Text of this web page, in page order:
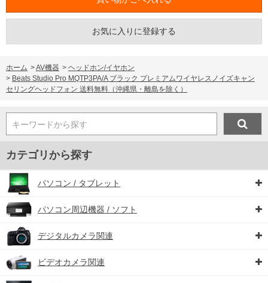
お気に入りに登録する
ホーム >AV機器 > ヘッドホン/イヤホン
> Beats Studio Pro MQTP3PA/A ブラック プレミアムワイヤレスノイズキャン
セリングヘッドフォン 送料無料（沖縄県・離島を除く）
キーワードから探す
カテゴリから探す
パソコン / タブレット
パソコン周辺機器 / ソフト
デジタルカメラ関連
ビデオカメラ関連